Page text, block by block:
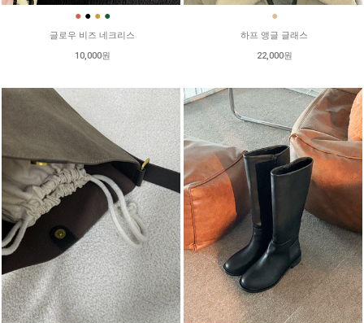
● ● ● ●
글로우 비즈 네크리스
10,000원
●
하프 앵글 글래스
22,000원